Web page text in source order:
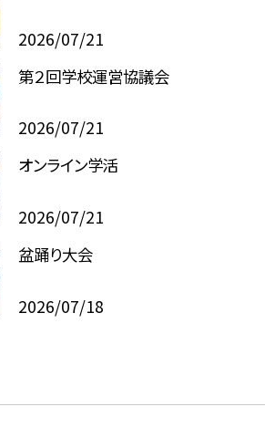
2026/07/21
第２回学校運営協議会
2026/07/21
オンライン学活
2026/07/21
盆踊り大会
2026/07/18